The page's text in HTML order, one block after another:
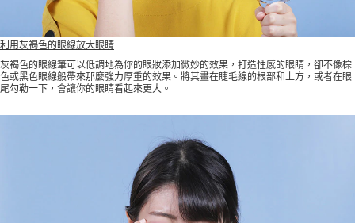
利用灰褐色的眼線放大眼睛
灰褐色的眼線筆可以低調地為你的眼妝添加微妙的效果，打造性感的眼睛，卻不像棕
色或黑色眼線般帶來那麼強力厚重的效果。將其畫在睫毛線的根部和上方，或者在眼
尾勾勒一下，會讓你的眼睛看起來更大。